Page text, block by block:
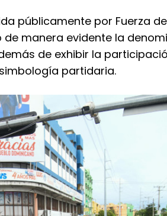
públicamente por Fuerza
manera evidente la
de exhibir la
partidaria.